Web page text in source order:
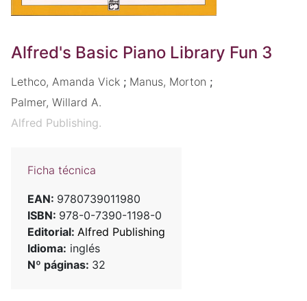
Alfred's Basic Piano Library Fun 3
Lethco, Amanda Vick ; Manus, Morton ;
Palmer, Willard A.
Alfred Publishing.
Ficha técnica
EAN: 9780739011980
ISBN: 978-0-7390-1198-0
Editorial: Alfred Publishing
Idioma: inglés
Nº páginas: 32